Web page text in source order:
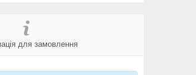
для замовлення